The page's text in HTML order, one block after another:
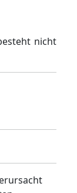
nicht